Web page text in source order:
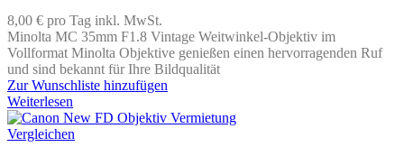
8,00 € pro Tag inkl. MwSt.
Minolta MC 35mm F1.8 Vintage Weitwinkel-Objektiv im
Vollformat Minolta Objektive genießen einen hervorragenden Ruf
und sind bekannt für Ihre Bildqualität
Zur Wunschliste hinzufügen
Weiterlesen
Vergleichen